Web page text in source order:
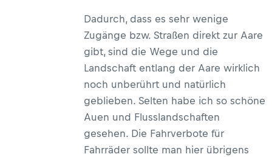
Dadurch, dass es sehr wenige
Zugänge bzw. Straßen direkt zur Aare
gibt, sind die Wege und die
Landschaft entlang der Aare wirklich
noch unberührt und natürlich
geblieben. Selten habe ich so schöne
Auen und Flusslandschaften
gesehen. Die Fahrverbote für
Fahrräder sollte man hier übrigens